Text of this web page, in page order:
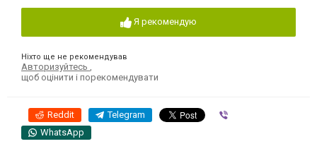
Я рекомендую
Ніхто ще не рекомендував
Авторизуйтесь
щоб оцінити і порекомендувати
Reddit Telegram
WhatsApp